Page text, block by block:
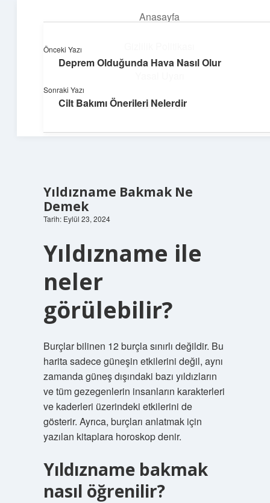
Anasayfa
Hakkımızda
Neşeli Fikir Köşesi
Hayatına neşe katan kısa hikayeler!
Yıldızname Bakmak Ne
Demek
Tarih: Eylül 23, 2024
Yıldızname ile
neler
görülebilir?
Burçlar bilinen 12 burçla sınırlı değildir. Bu
harita sadece güneşin etkilerini değil, aynı
zamanda güneş dışındaki bazı yıldızların
ve tüm gezegenlerin insanların karakterleri
ve kaderleri üzerindeki etkilerini de
gösterir. Ayrıca, burçları anlatmak için
yazılan kitaplara horoskop denir.
Yıldızname bakmak
nasıl öğrenilir?
Önceki Yazı
Deprem Olduğunda Hava Nasıl Olur
Sonraki Yazı
Cilt Bakımı Önerileri Nelerdir